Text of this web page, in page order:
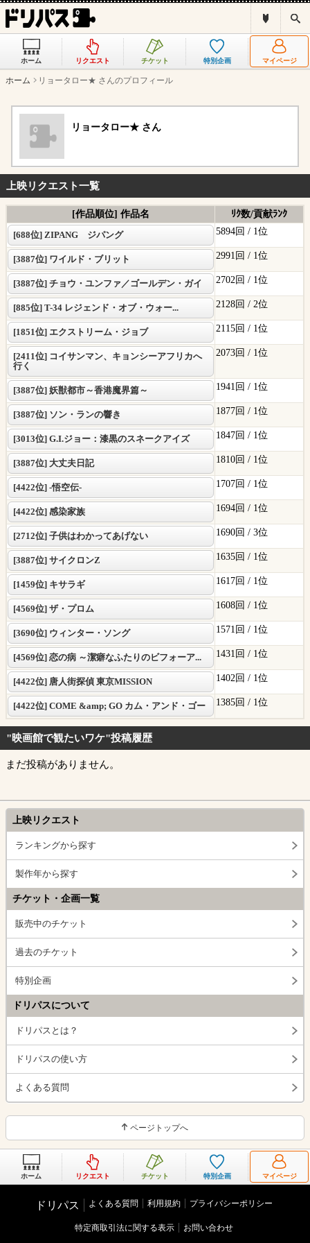
リ
ス
と
索
ホーム リクエスト チケット 特別企画 マイページ
ホーム リョータロー★ さんのプロフィール
リョータロー★ さん
上映リクエスト一覧
[作品順位] 作品名
ﾘｸ数/貢献ﾗﾝｸ
[688位] ZIPANG ジパング
5894回 / 1位
[3887位] ワイルド・ブリット 2991回 / 1位
[3887位] チョウ・ユンファ／ゴールデン・ガイ 2702回 / 1位
[885位] T-34 レジェンド・オブ・ウォー... 2128回 / 2位
[1851位] エクストリーム・ジョブ 2115回 / 1位
[2411位] コイサンマン、キョンシーアフリカへ
行く
2073回 / 1位
[3887位] 妖獣都市～香港魔界篇～ 1941回 / 1位
[3887位] ソン・ランの響き 1877回 / 1位
[3013位] G.I.ジョー：漆黒のスネークアイズ 1847回 / 1位
[3887位] 大丈夫日記 1810回 / 1位
[4422位] -悟空伝- 1707回 / 1位
[4422位] 感染家族 1694回 / 1位
[2712位] 子供はわかってあげない 1690回 / 3位
[3887位] サイクロンZ 1635回 / 1位
[1459位] キサラギ 1617回 / 1位
[4569位] ザ・プロム 1608回 / 1位
[3690位] ウィンター・ソング 1571回 / 1位
[4569位] 恋の病 ～潔癖なふたりのビフォーア... 1431回 / 1位
[4422位] 唐人街探偵 東京MISSION 1402回 / 1位
[4422位] COME &amp; GO カム・アンド・ゴー 1385回 / 1位
"映画館で観たいワケ"投稿履歴
まだ投稿がありません。
上映リクエスト
ランキングから探す
製作年から探す
チケット・企画一覧
販売中のチケット
過去のチケット
特別企画
ドリパスについて
ドリパスとは？
ドリパスの使い方
よくある質問
ページトップへ
ホーム リクエスト チケット 特別企画 マイページ
ドリパス よくある質問 利用規約 プライバシーポリシー
特定商取引法に関する表示 お問い合わせ